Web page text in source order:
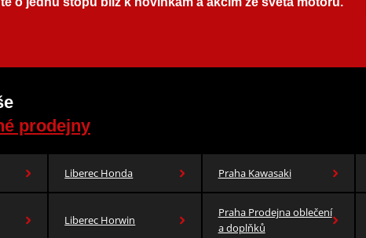
prodejny
Liberec Honda Praha Kawasaki
Liberec Horwin
Praha Prodejna oblečení
a doplňků